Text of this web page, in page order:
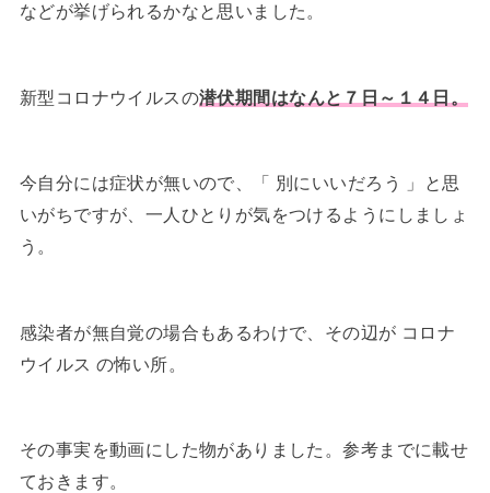
などが挙げられるかなと思いました。
新型コロナウイルスの潜伏期間はなんと７日～１４日。
今自分には症状が無いので、「 別にいいだろう 」と思
いがちですが、一人ひとりが気をつけるようにしましょ
う。
感染者が無自覚の場合もあるわけで、その辺が コロナ
ウイルス の怖い所。
その事実を動画にした物がありました。参考までに載せ
ておきます。